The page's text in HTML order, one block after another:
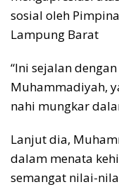
sosial oleh
Lampung Barat
“Ini sejalan
Muhammadiyah,
nahi mungkar
Lanjut dia,
dalam menata
semangat nilai-